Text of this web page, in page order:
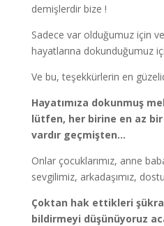
demişlerdir bize !
Sadece var olduğumuz için ve
hayatlarına dokunduğumuz
Ve bu, teşekkürlerin en
Hayatımıza dokunmuş
lütfen, her birine en az
vardır geçmişten…
Onlar çocuklarımız, anne
sevgilimiz, arkadaşımız,
Çoktan hak ettikleri
bildirmeyi düşünüyoruz